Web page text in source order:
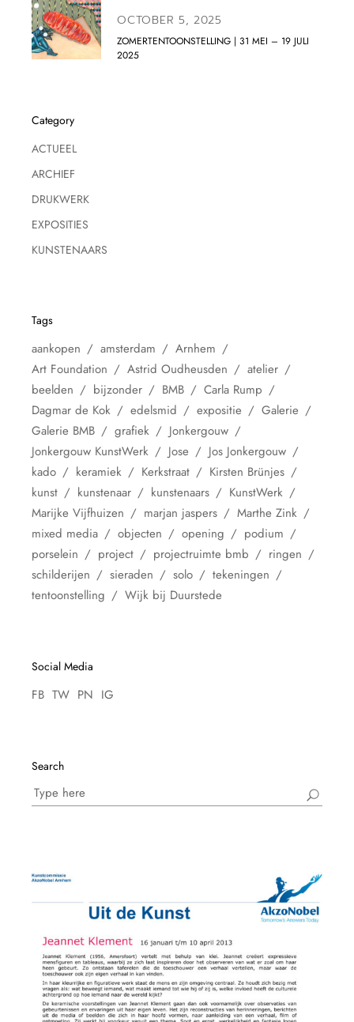
OCTOBER 5, 2025
ZOMERTENTOONSTELLING | 31 MEI – 19 JULI
2025
Category
ACTUEEL
ARCHIEF
DRUKWERK
EXPOSITIES
KUNSTENAARS
Tags
aankopen amsterdam
Arnhem
Art Foundation
Astrid Oudheusden
atelier
beelden
bijzonder BMB
Carla Rump
Dagmar de Kok
edelsmid expositie
Galerie
Galerie BMB
grafiek
Jonkergouw
Jonkergouw KunstWerk
Jose
Jos Jonkergouw
kado
keramiek Kerkstraat
Kirsten Brünjes
kunst
kunstenaar kunstenaars
KunstWerk
Marijke Vijfhuizen
marjan jaspers
Marthe Zink
mixed media
objecten opening
podium
porselein
project projectruimte bmb
ringen
schilderijen
sieraden solo
tekeningen
tentoonstelling
Wijk bij Duurstede
Social Media
FB TW PN IG
Search
Search
for: